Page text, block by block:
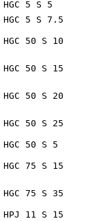
HGC 5 S 5
HGC 5 S 7.5
HGC 50 S 10
HGC 50 S 15
HGC 50 S 20
HGC 50 S 25
HGC 50 S 5
HGC 75 S 15
HGC 75 S 35
HPJ 11 S 15